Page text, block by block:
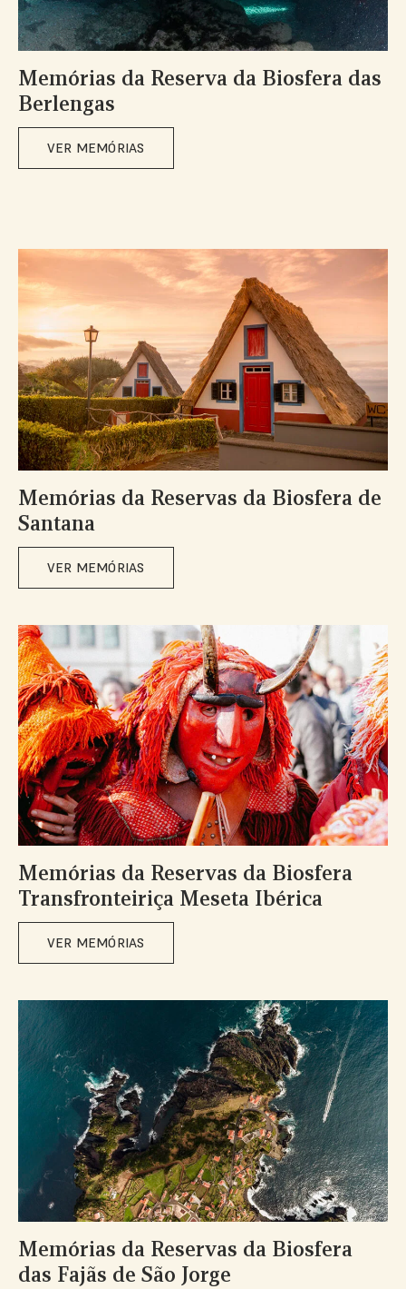
Memórias da Reserva da Biosfera das
Berlengas
VER MEMÓRIAS
Memórias da Reservas da Biosfera de
Santana
VER MEMÓRIAS
Memórias da Reservas da Biosfera
Transfronteiriça Meseta Ibérica
VER MEMÓRIAS
Memórias da Reservas da Biosfera
das Fajãs de São Jorge